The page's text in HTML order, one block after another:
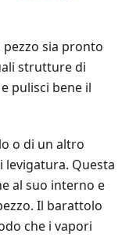
sia pronto
strutture di
pulisci bene il
o di un altro
Questa
al suo interno e
Il barattolo
che i vapori